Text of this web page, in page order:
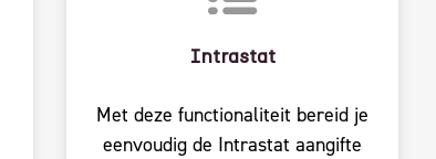
Intrastat
Met deze functionaliteit bereid je
eenvoudig de Intrastat aangifte